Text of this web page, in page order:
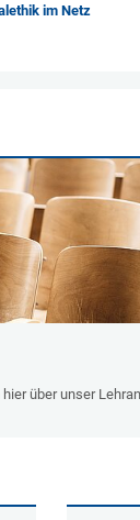
im Netz
über unser